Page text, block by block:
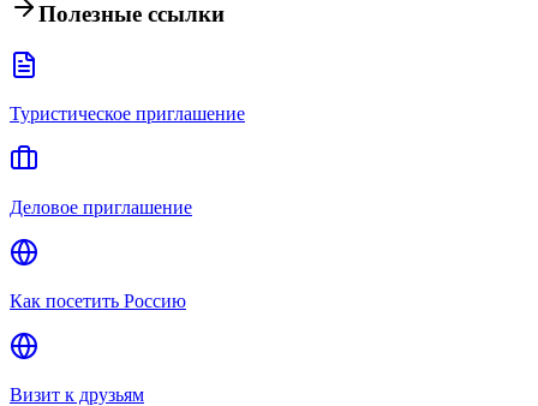
Полезные ссылки
Туристическое приглашение
Деловое приглашение
Как посетить Россию
Визит к друзьям